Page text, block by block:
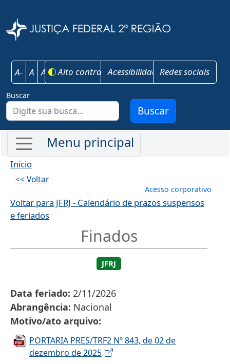
A- A A+ Alto contrasteAcessibilidadeRedes sociais
Buscar
Buscar
Início
<< Voltar
Menu de
Acesso corporativo
Voltar para JFRJ - Calendário de prazos suspensos
e feriados
Finados
JFRJ
Data feriado 2/11/2026
Abrangência Nacional
Motivo/ato arquivo
PORTARIA PRES/TRF2 Nº 843, de 02 de
dezembro de 2025